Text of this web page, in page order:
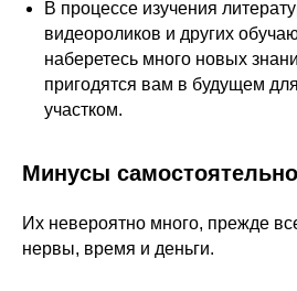
В процессе изучения
видеороликов и других
наберетесь много новых
пригодятся вам в будущем
участком.
Минусы
Их невероятно много, прежде
нервы, время и деньги.